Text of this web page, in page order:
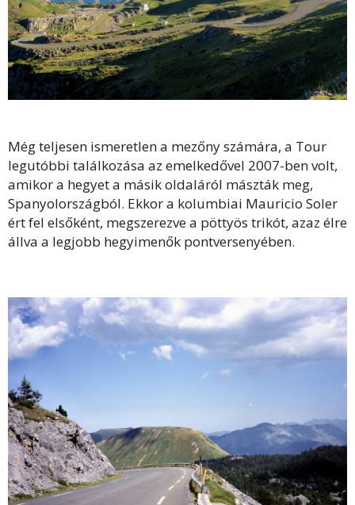
Még teljesen ismeretlen a mezőny számára, a Tour
legutóbbi találkozása az emelkedővel 2007-ben volt,
amikor a hegyet a másik oldaláról mászták meg,
Spanyolországból. Ekkor a kolumbiai Mauricio Soler
ért fel elsőként, megszerezve a pöttyös trikót, azaz élre
állva a legjobb hegyimenők pontversenyében.